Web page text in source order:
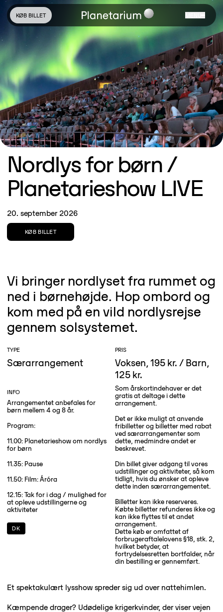
KØB BILLET
Nordlys for børn /
Planetarieshow LIVE
20. september 2026
KØB BILLET
Vi bringer nordlyset fra rummet og
ned i børnehøjde. Hop ombord og
kom med på en vild nordlysrejse
gennem solsystemet.
TYPE
Særarrangement
INFO
Arrangementet anbefales for
børn mellem 4 og 8 år.
Program:
11.00: Planetarieshow om nordlys
for børn
11.35: Pause
11.50: Film: Áróra
12.15: Tak for i dag / mulighed for
at opleve udstillingerne og
aktiviteter
DK
Et spektakulært lysshow spreder sig ud over nattehimlen.
Kæmpende drager? Udødelige krigerkvinder, der viser vejen
PRIS
Voksen, 195 kr. / Barn,
125 kr.
Som årskortindehaver er det
gratis at deltage i dette
arrangement.
Det er ikke muligt at anvende
fribilletter og billetter med rabat
ved særarrangementer som
dette, medmindre andet er
beskrevet.
Din billet giver adgang til vores
udstillinger og aktiviteter, så kom
tidligt, hvis du ønsker at opleve
dette inden særarrangementet.
Billetter kan ikke reserveres.
Købte billetter refunderes ikke og
kan ikke flyttes til et andet
arrangement.
Dette køb er omfattet af
forbrugeraftalelovens §18, stk. 2,
hvilket betyder, at
fortrydelsesretten bortfalder, når
din bestilling er gennemført.